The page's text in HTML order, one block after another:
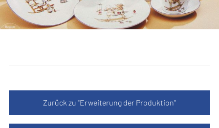
Zurück zu "Erweiterung der Produktion"